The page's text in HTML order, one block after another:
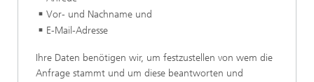
Vor- und Nachname und
E-Mail-Adresse
Ihre Daten benötigen wir, um festzustellen von wem die
Anfrage stammt und um diese beantworten und